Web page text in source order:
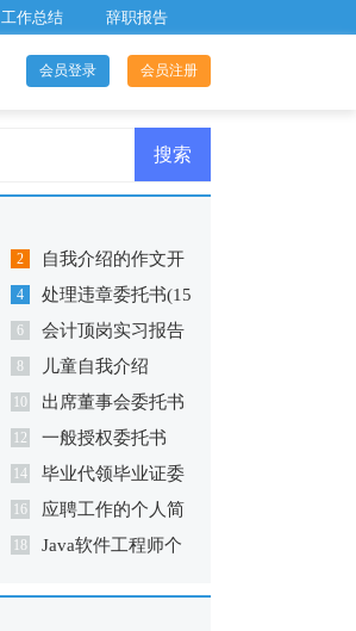
工作总结 辞职报告
会员登录 会员注册
2
自我介绍的作文开
头
4
处理违章委托书(15
篇)
6
会计顶岗实习报告
(合集15篇)
8 儿童自我介绍
10 出席董事会委托书
12 一般授权委托书
14
毕业代领毕业证委
托书
16
应聘工作的个人简
历
18
Java软件工程师个